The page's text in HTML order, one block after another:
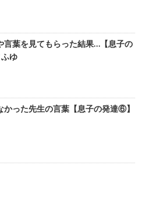
言葉を見てもらった結果…【息子の
ゆ
かった先生の言葉【息子の発達⑥】